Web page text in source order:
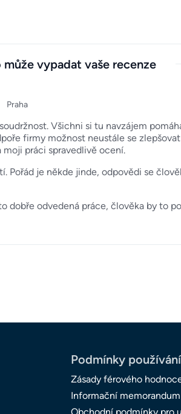
může vypadat vaše recenze
Praha
Všichni si tu navzájem
firmy možnost neustále se
práci spravedlivě ocení.
Pořád je někde jinde, odpovědi se
dobře odvedená práce, člověka by to
Podmínky používání
Zásady férového
Informační memorandum